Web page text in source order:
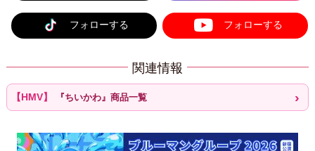
フォローする フォローする
関連情報
『ちいかわ』商品一覧